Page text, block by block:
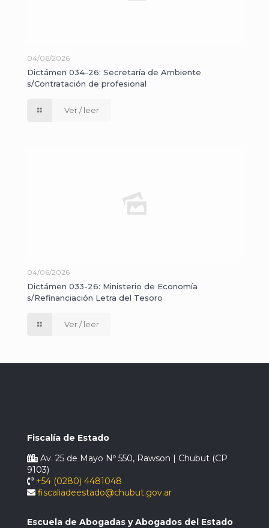
04/06/2026
Dictámen 034-26: Secretaría de Ambiente
s/Contratación de profesional
Ver / leer
04/06/2026
Dictámen 033-26: Ministerio de Economía
s/Refinanciación Letra del Tesoro
Ver / leer
Fiscalía de Estado
Av. 25 de Mayo Nº 550, Rawson | Chubut (CP
9103)
+54 (0280) 4481048
fiscaliadeestado@chubut.gov.ar
Escuela de Abogadas y Abogados del Estado